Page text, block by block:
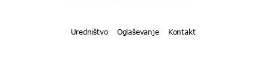
Uredništvo Oglaševanje Kontakt